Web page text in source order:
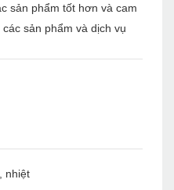
sản phẩm tốt hơn và cam
sản phẩm và dịch vụ
nhiệt